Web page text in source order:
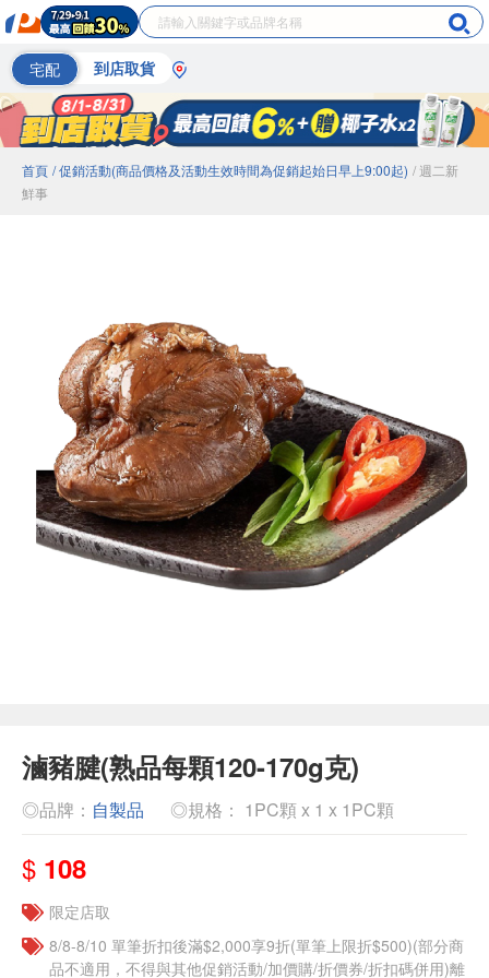
宅配 到店取貨
首頁 / 促銷活動(商品價格及活動生效時間為促銷起始日早上9:00起) / 週二新
鮮事
滷豬腱(熟品每顆120-170g克)
◎品牌： 自製品 ◎規格： 1PC顆 x 1 x 1PC顆
$ 108
限定店取
8/8-8/10 單筆折扣後滿$2,000享9折(單筆上限折$500)(部分商
品不適用，不得與其他促銷活動/加價購/折價券/折扣碼併用)離